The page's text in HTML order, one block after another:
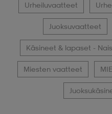
Urheiluvaatteet
Juoksuvaatteet
Käsineet & lapaset -
Miesten vaatteet